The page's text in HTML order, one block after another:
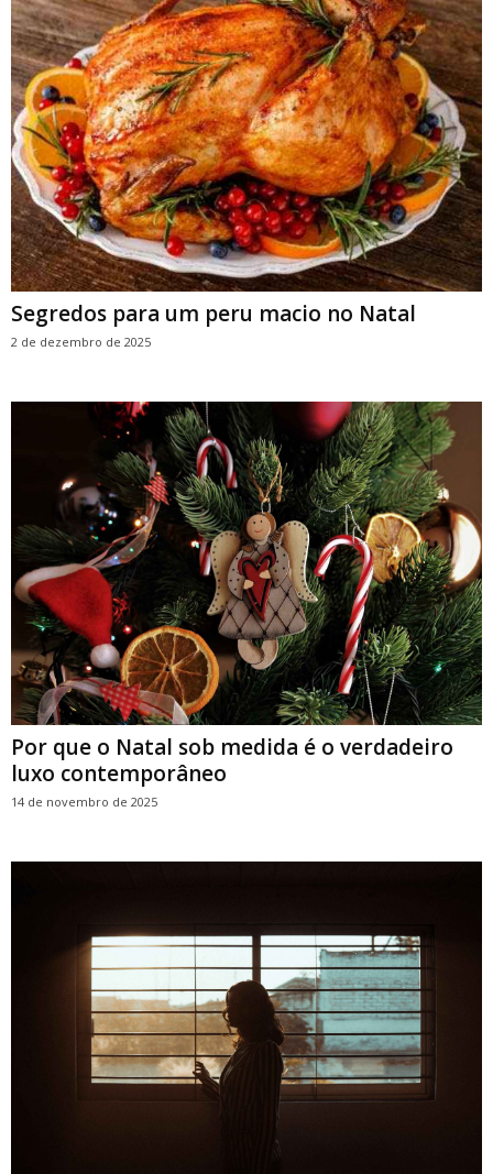
Segredos para um peru macio no Natal
2 de dezembro de 2025
Por que o Natal sob medida é o verdadeiro
luxo contemporâneo
14 de novembro de 2025